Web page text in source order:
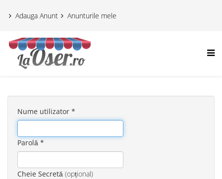
Adauga Anunt Anunturile mele
Nume utilizator *
Parolă *
Cheie Secretă (opțional)